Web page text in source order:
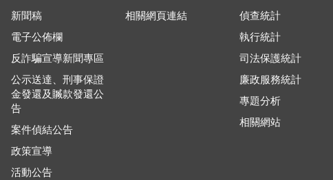
新聞稿
電子公佈欄
反詐騙宣導新聞專區
公示送達、刑事保證
金發還及贓款發還公
告
案件偵結公告
政策宣導
活動公告
相關網頁連結 偵查統計
執行統計
司法保護統計
廉政服務統計
專題分析
相關網站